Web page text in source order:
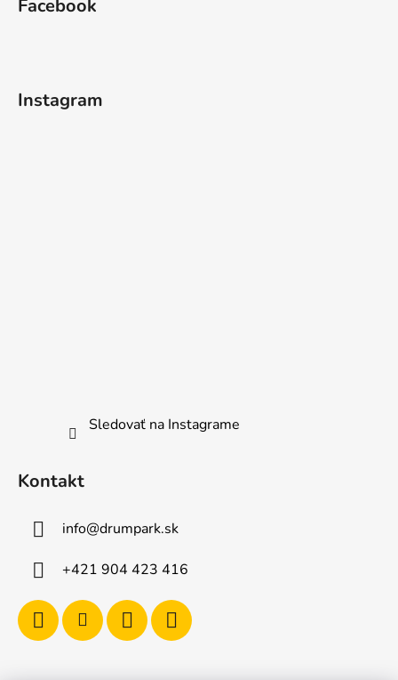
Facebook
Instagram
Sledovať na Instagrame
Kontakt
info@drumpark.sk
+421 904 423 416